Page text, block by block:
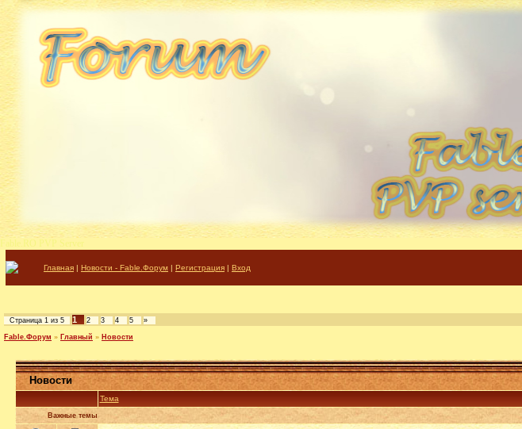
Fable.RO PVP Server
Главная | Новости - Fable.Форум | Регистрация | Вход
Страница 1 из 5 1 2 3 4 5 »
Fable.Форум » Главный » Новости
Новости
Тема
Важные темы